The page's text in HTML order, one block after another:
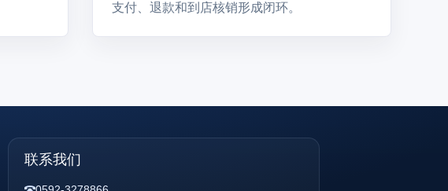
支付、退款和到店核销形成闭环。
联系我们